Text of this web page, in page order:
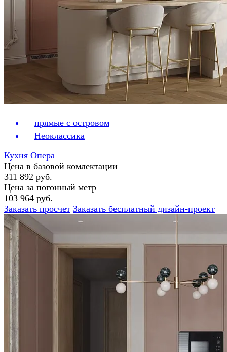
прямые с островом
Неоклассика
Кухня Опера
Цена в базовой комлектации
311 892 руб.
Цена за погонный метр
103 964 руб.
Заказать просчет Заказать бесплатный дизайн-проект